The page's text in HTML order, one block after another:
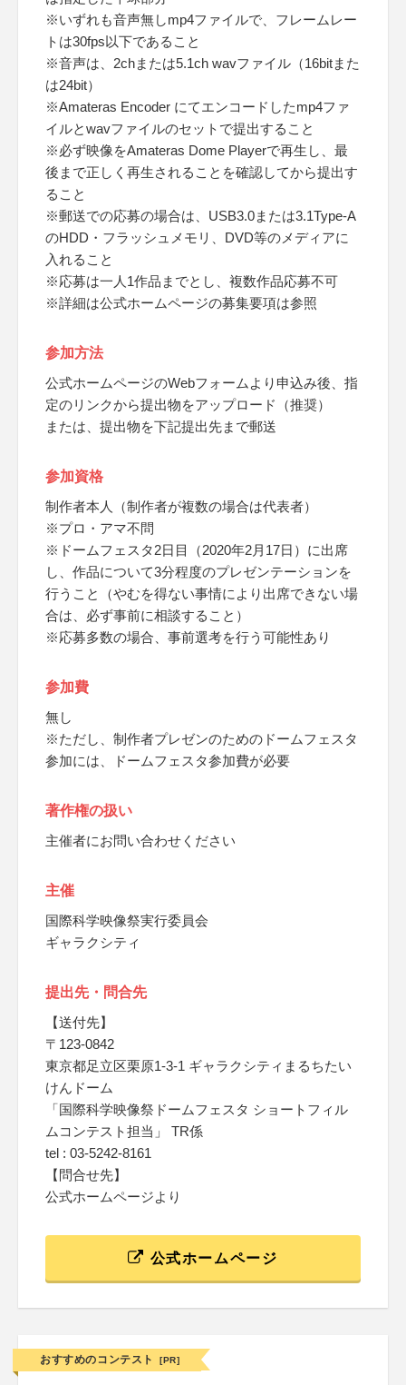
※いずれも音声無しmp4ファイルで、フレームレー
トは30fps以下であること
※音声は、2chまたは5.1ch wavファイル（16bitまた
は24bit）
※Amateras Encoder にてエンコードしたmp4ファ
イルとwavファイルのセットで提出すること
※必ず映像をAmateras Dome Playerで再生し、最
後まで正しく再生されることを確認してから提出す
ること
※郵送での応募の場合は、USB3.0または3.1Type-A
のHDD・フラッシュメモリ、DVD等のメディアに
入れること
※応募は一人1作品までとし、複数作品応募不可
※詳細は公式ホームページの募集要項は参照
参加方法
公式ホームページのWebフォームより申込み後、指
定のリンクから提出物をアップロード（推奨）
または、提出物を下記提出先まで郵送
参加資格
制作者本人（制作者が複数の場合は代表者）
※プロ・アマ不問
※ドームフェスタ2日目（2020年2月17日）に出席
し、作品について3分程度のプレゼンテーションを
行うこと（やむを得ない事情により出席できない場
合は、必ず事前に相談すること）
※応募多数の場合、事前選考を行う可能性あり
参加費
無し
※ただし、制作者プレゼンのためのドームフェスタ
参加には、ドームフェスタ参加費が必要
著作権の扱い
主催者にお問い合わせください
主催
国際科学映像祭実行委員会
ギャラクシティ
提出先・問合先
【送付先】
〒123-0842
東京都足立区栗原1-3-1 ギャラクシティまるちたい
けんドーム
「国際科学映像祭ドームフェスタ ショートフィル
ムコンテスト担当」 TR係
tel : 03-5242-8161
【問合せ先】
公式ホームページより
公式ホームページ
おすすめのコンテスト [PR]